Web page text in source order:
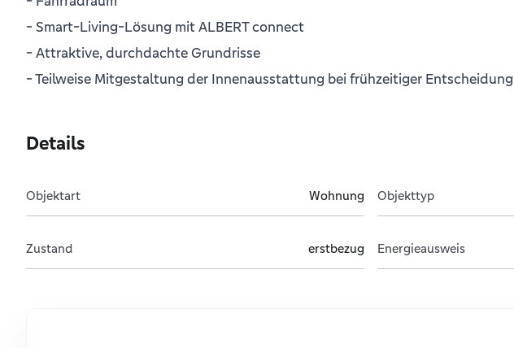
- Smart-Living-Lösung mit ALBERT connect
- Attraktive, durchdachte Grundrisse
- Teilweise Mitgestaltung der Innenausstattung bei frühzeitiger Entscheidung
Details
Objektart Wohnung Objekttyp
Zustand erstbezug Energieausweis